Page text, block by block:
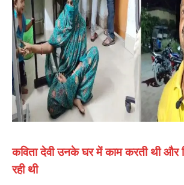
कविता देवी उनके घर में काम करती थी और
रही थी